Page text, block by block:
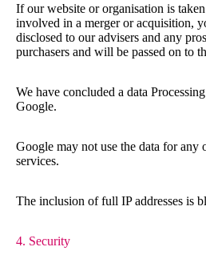
If our website or organisation is
involved in a merger or acquisition,
disclosed to our advisers and any
purchasers and will be passed on to
We have concluded a data
Google.
Google may not use the data for any
services.
The inclusion of full IP addresses is
4. Security